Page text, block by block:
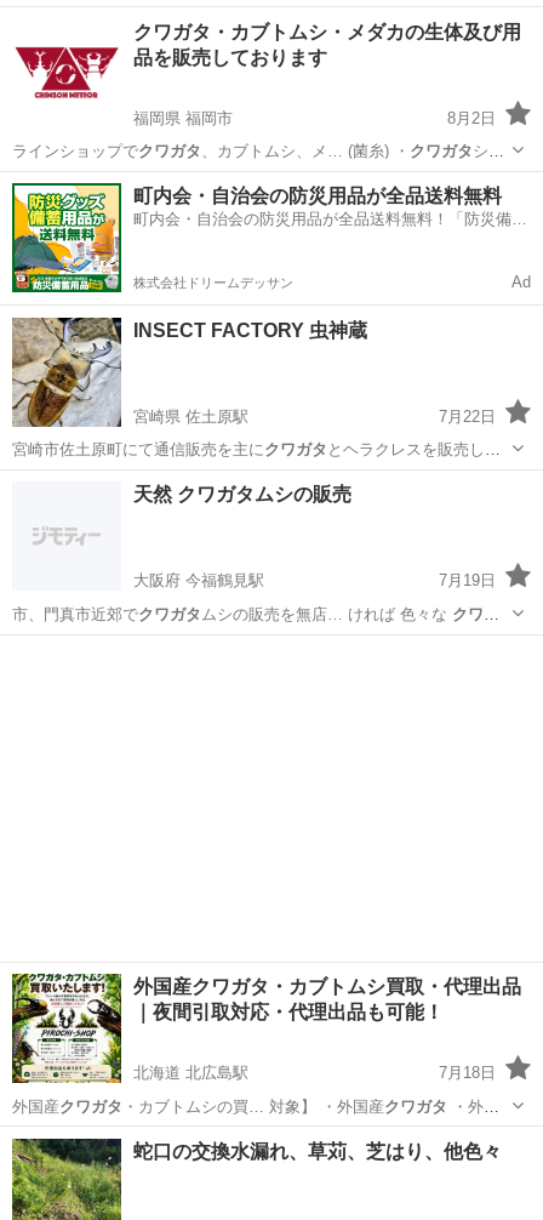
マット微粒子12…
新飯塚駅 ペットショップ クワガタ
クワガタ・カブトムシ・メダカの生体及び用
品を販売しております
福岡県 福岡市
8月2日
ラインショップでクワガタ 、カブトムシ、メ… (菌糸) ・ クワガタ ショ
ップMD (… します。クワガタカブトムシ メ…
福岡 福岡市 その他 クワガタ
町内会・自治会の防災用品が全品送料無料
町内会・自治会の防災用品が全品送料無料！「防災備蓄
株式会社ドリームデッサン Ad
INSECT FACTORY 虫神蔵
宮崎県 佐土原駅
7月22日
宮崎市佐土原町にて通信販売を主にクワガタ とヘラクレスを販売して
いるインセクト…
宮崎市 佐土原駅 その他のペット
天然 クワガタムシの販売
大阪府 今福鶴見駅
7月19日
市、門真市近郊でクワガタ ムシの販売を無店… ければ 色々な クワガ
タが50、60匹い…
外国産クワガタ・カブトムシ買取・代理出品
｜夜間引取対応・代理出品も可能！
北海道 北広島駅
7月18日
外国産クワガタ ・カブトムシの買… 対象】 ・外国産クワガタ
・外国
産カブト…
北海道 北広島市 北広島駅 その他 クワガタ
蛇口の交換水漏れ、草苅、芝はり、他色々